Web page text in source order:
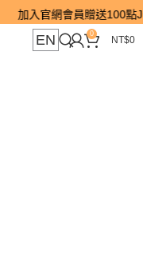
官網會員贈送100點
EN 0
NT$0